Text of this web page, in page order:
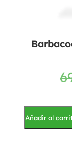
Añadir al